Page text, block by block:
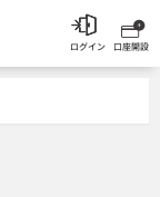
コモの銀行 ドコモ
口座開設
ログイン